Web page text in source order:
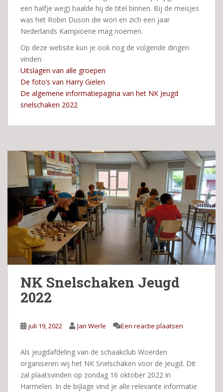
een halfje weg) haalde hij de titel binnen. Bij de meisjes
was het Robin Duson die won en zich een jaar
Nederlands Kampioene mag noemen.
Op deze website kun je ook nog de volgende dingen
vinden:
Uitslagen van alle groepen
De foto’s van Harry Gielen
De algemene informatiepagina van het NK Jeugd
snelschaken 2022
NK Snelschaken Jeugd
2022
juli 19, 2022 Jan Werle Een reactie plaatsen
Als jeugdafdeling van de schaakclub Woerden
organiseren wij het NK Snelschaken voor de Jeugd. Dit
zal plaatsvinden op zondag 16 oktober 2022 in
Harmelen. In de bijlage vind je alle relevante informatie